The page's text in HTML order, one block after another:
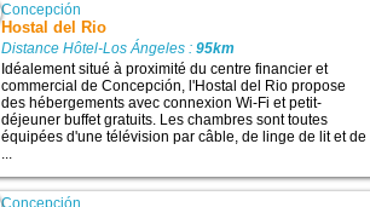
Concepción
Hostal del Rio
Distance Hôtel-Los Ángeles :95km
Idéalement situé à proximité du centre financier et
commercial de Concepción, l'Hostal del Rio propose
des hébergements avec connexion Wi-Fi et petit-
déjeuner buffet gratuits. Les chambres sont toutes
équipées d'une télévision par câble, de linge de lit et de
...